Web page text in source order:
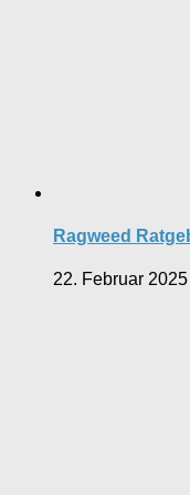
Ragweed
22. Februar 2025